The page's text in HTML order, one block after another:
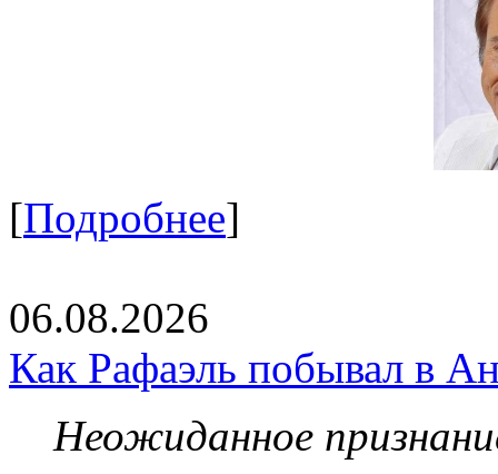
[Подробнее]
06.08.2026
Как Рафаэль побывал в
Неожиданное